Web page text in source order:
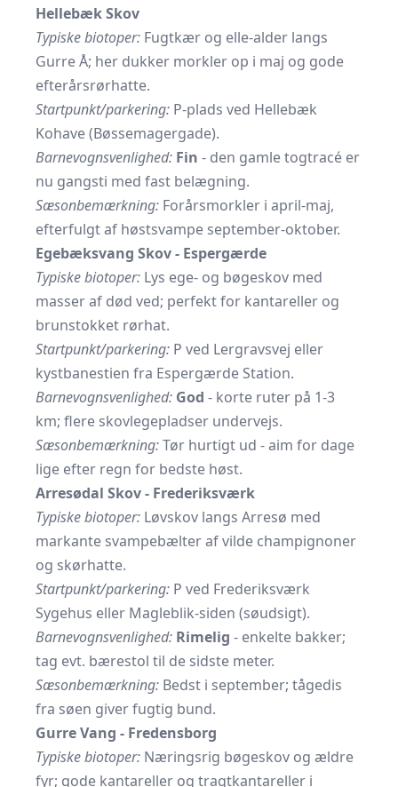
Hellebæk Skov
Typiske biotoper: Fugtkær og elle-alder langs
Gurre Å; her dukker morkler op i maj og gode
efterårs­rørhatte.
Startpunkt/parkering: P-plads ved Hellebæk
Kohave (Bøssemagergade).
Barnevognsvenlighed: Fin - den gamle togtracé er
nu gangsti med fast belægning.
Sæsonbemærkning: Forårsmorkler i april-maj,
efterfulgt af høstsvampe september-oktober.
Egebæksvang Skov - Espergærde
Typiske biotoper: Lys ege- og bøgeskov med
masser af død ved; perfekt for kantareller og
brunstokket rørhat.
Startpunkt/parkering: P ved Lergravsvej eller
kystbanestien fra Espergærde Station.
Barnevognsvenlighed: God - korte ruter på 1-3
km; flere skovlegepladser undervejs.
Sæsonbemærkning:Tør hurtigt ud - aim for dage
lige efter regn for bedste høst.
Arresødal Skov - Frederiksværk
Typiske biotoper: Løvskov langs Arresø med
markante svampebælter af vilde champignoner
og skørhatte.
Startpunkt/parkering: P ved Frederiksværk
Sygehus eller Magleblik-siden (søudsigt).
Barnevognsvenlighed: Rimelig - enkelte bakker;
tag evt. bærestol til de sidste meter.
Sæsonbemærkning: Bedst i september; tågedis
fra søen giver fugtig bund.
Gurre Vang - Fredensborg
Typiske biotoper: Næringsrig bøgeskov og ældre
fyr; gode kantareller og tragtkantareller i